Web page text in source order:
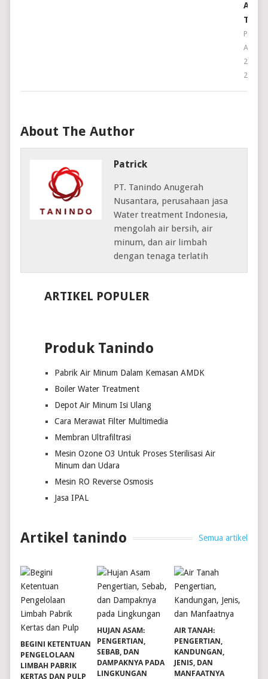
AIR
Patrick
April
26,
2024
About The Author
Patrick
PT. Tanindo Anugerah
Nusantara, perusahaan jasa
Water treatment Indonesia,
mengolah air bersih, air
minum, dan air limbah
dengan tenaga terlatih
ARTIKEL POPULER
Produk Tanindo
Pabrik Air Minum Dalam Kemasan AMDK
Boiler Water Treatment
Depot Air Minum Isi Ulang
Cara Merawat Filter Multimedia
Membran Ultrafiltrasi
Mesin Ozone O3 Untuk Proses Sterilisasi Air
Minum dan Udara
Mesin RO Reverse Osmosis
Jasa IPAL
Artikel tanindo Semua artikel
BEGINI KETENTUAN
PENGELOLAAN
LIMBAH PABRIK
KERTAS DAN PULP
HUJAN ASAM:
PENGERTIAN,
SEBAB, DAN
DAMPAKNYA PADA
LINGKUNGAN
AIR TANAH:
PENGERTIAN,
KANDUNGAN,
JENIS, DAN
MANFAATNYA